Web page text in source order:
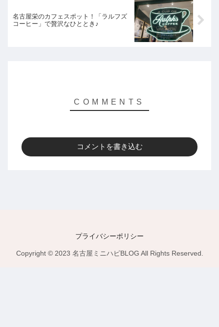
名古屋栄のカフェスポット！「ラルフズ
コーヒー」で贅沢なひととき♪
コメントを書き込む
プライバシーポリシー
Copyright © 2023 名古屋ミニハピBLOG All Rights Reserved.